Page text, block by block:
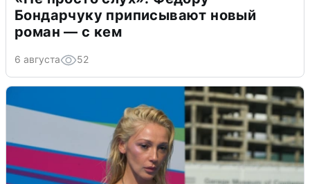
Бондарчуку приписывают новый
роман — с кем
6 августа 52